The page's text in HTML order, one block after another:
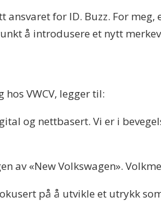
ansvaret for ID. Buzz. For
å introdusere et nytt
VWCV, legger til:
og nettbasert. Vi er i
av «New Volkswagen».
på å utvikle et utrykk